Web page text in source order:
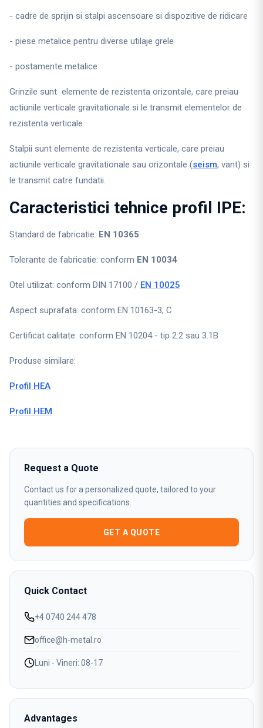
- cadre de sprijin si stalpi ascensoare si dispozitive de ridicare
- piese metalice pentru diverse utilaje grele
- postamente metalice
Grinzile sunt elemente de rezistenta orizontale, care preiau
actiunile verticale gravitationale si le transmit elementelor de
rezistenta verticale.
Stalpii sunt elemente de rezistenta verticale, care preiau
actiunile verticale gravitationale sau orizontale (seism, vant) si
le transmit catre fundatii.
Caracteristici tehnice profil IPE:
Standard de fabricatie: EN 10365
Tolerante de fabricatie: conform EN 10034
Otel utilizat: conform DIN 17100 / EN 10025
Aspect suprafata: conform EN 10163-3, C
Certificat calitate: conform EN 10204 - tip 2.2 sau 3.1B
Produse similare:
Profil HEA
Profil HEM
Request a Quote
Contact us for a personalized quote, tailored to your
quantities and specifications.
GET A QUOTE
Quick Contact
+4 0740 244 478
office@h-metal.ro
Luni - Vineri: 08-17
Advantages